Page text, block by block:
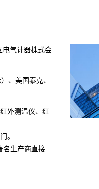
电气计器株式会
、美国泰克、
外测温仪、红
。
名生产商直接